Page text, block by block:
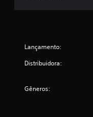
Lançamento:
Distribuidora:
Gêneros: